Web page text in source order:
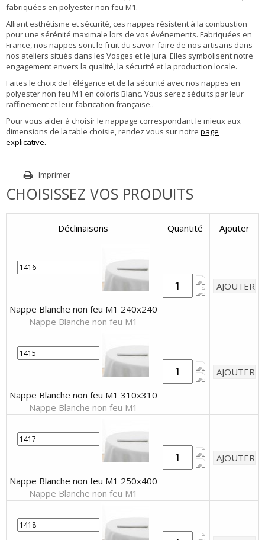
fabriquées en polyester non feu M1.
Alliant esthétisme et sécurité, ces nappes résistent à la combustion
pour une sérénité maximale lors de vos événements. Fabriquées en
France, nos nappes sont le fruit du savoir-faire de nos artisans dans
nos ateliers situés dans les Vosges et le Jura. Elles symbolisent notre
engagement envers la qualité, la sécurité et la production locale.
Faites le choix de l'élégance et de la sécurité avec nos nappes en
polyester non feu M1 en coloris Blanc. Vous serez séduits par leur
raffinement et leur fabrication française..
Pour vous aider à choisir le nappage correspondant le mieux aux
dimensions de la table choisie, rendez vous sur notre page
explicative.
Imprimer
CHOISISSEZ VOS PRODUITS
Déclinaisons Quantité Ajouter
Nappe Blanche non feu M1 240x240
Nappe Blanche non feu M1
Nappe Blanche non feu M1 310x310
Nappe Blanche non feu M1
Nappe Blanche non feu M1 250x400
Nappe Blanche non feu M1